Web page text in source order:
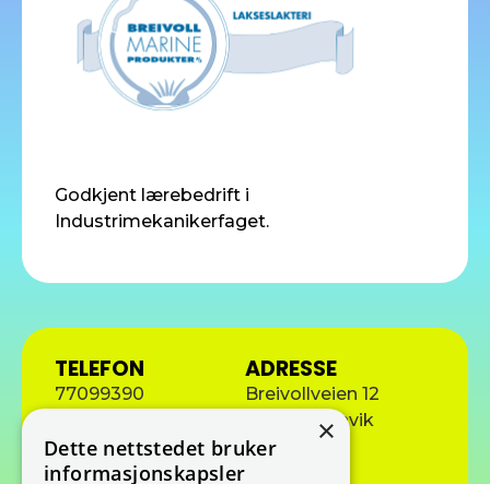
Godkjent lærebedrift i
Industrimekanikerfaget.
TELEFON
77099390
E-POST
frank@b-mp.no
ADRESSE
Breivollveien 12
9450 Hamnvik
×
Dette nettstedet bruker
informasjonskapsler